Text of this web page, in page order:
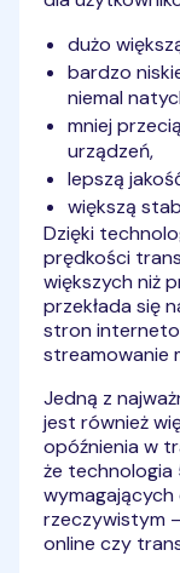
dużo
bardzo
niemal
mniej
urządzeń,
lepszą
większą
Dzięki
prędkości
większych niż
przekłada się
stron
streamowanie
Jedną z
jest również
opóźnienia w
że
wymagających
rzeczywistym
online czy